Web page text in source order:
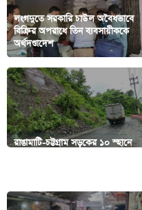
লংগদুতে সরকারি চাউল অবৈধভাবে
বিক্রির অপরাধে তিন ব্যবসায়ীককে
অর্থদণ্ডাদেশ
রাঙামাটি-চট্টগ্রাম সড়কের ১০ স্হানে